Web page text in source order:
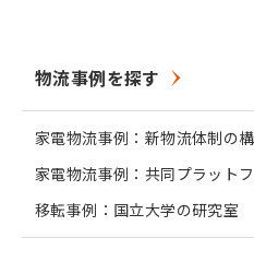
物流事例を探す
家電物流事例：新物流体制の
家電物流事例：共同プラット
移転事例：国立大学の研究室